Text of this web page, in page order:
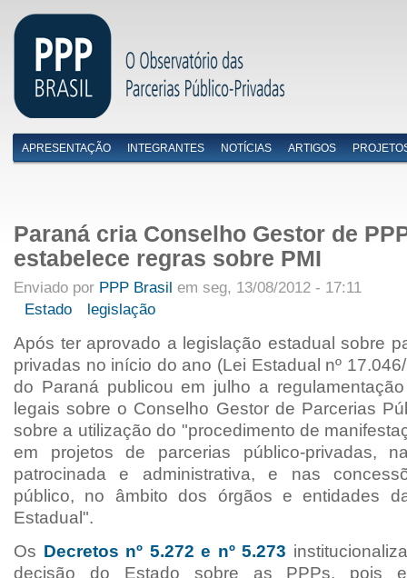
Menu primário
APRESENTAÇÃO INTEGRANTES NOTÍCIAS ARTIGOS
Paraná cria Conselho Gestor de
estabelece regras sobre PMI
Enviado por PPP Brasil em seg, 13/08/2012 - 17:11
Estado
legislação
Após ter aprovado a legislação estadual sobre
privadas no início do ano (Lei Estadual nº
do Paraná publicou em julho a
legais sobre o Conselho Gestor de Parcerias
sobre a utilização do "procedimento de
em projetos de parcerias público-privadas,
patrocinada e administrativa, e nas
público, no âmbito dos órgãos e entidades
Estadual".
Os Decretos nº 5.272 e nº 5.273
decisão do Estado sobre as PPPs, pois